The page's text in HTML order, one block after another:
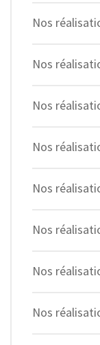
Nos
Nos
Nos
Nos
Nos
Nos
Nos
Nos